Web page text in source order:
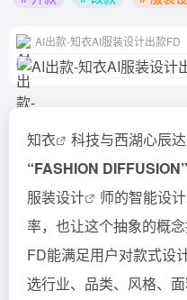
AI出款-知衣AI服装设计出款FD
知衣
科技与西湖心辰
“FASHION DIFFUSION”
服装设计
师的智能设
率，也让这个抽象的概
FD能满足用户对款式设
选行业、品类、风格、